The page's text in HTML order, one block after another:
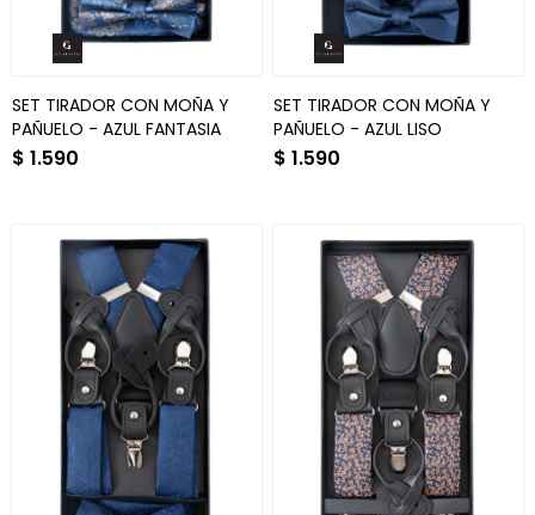
SET TIRADOR CON MOÑA Y
PAÑUELO - AZUL FANTASIA
$ 1.590
SET TIRADOR CON MOÑA Y
PAÑUELO - AZUL LISO
$ 1.590